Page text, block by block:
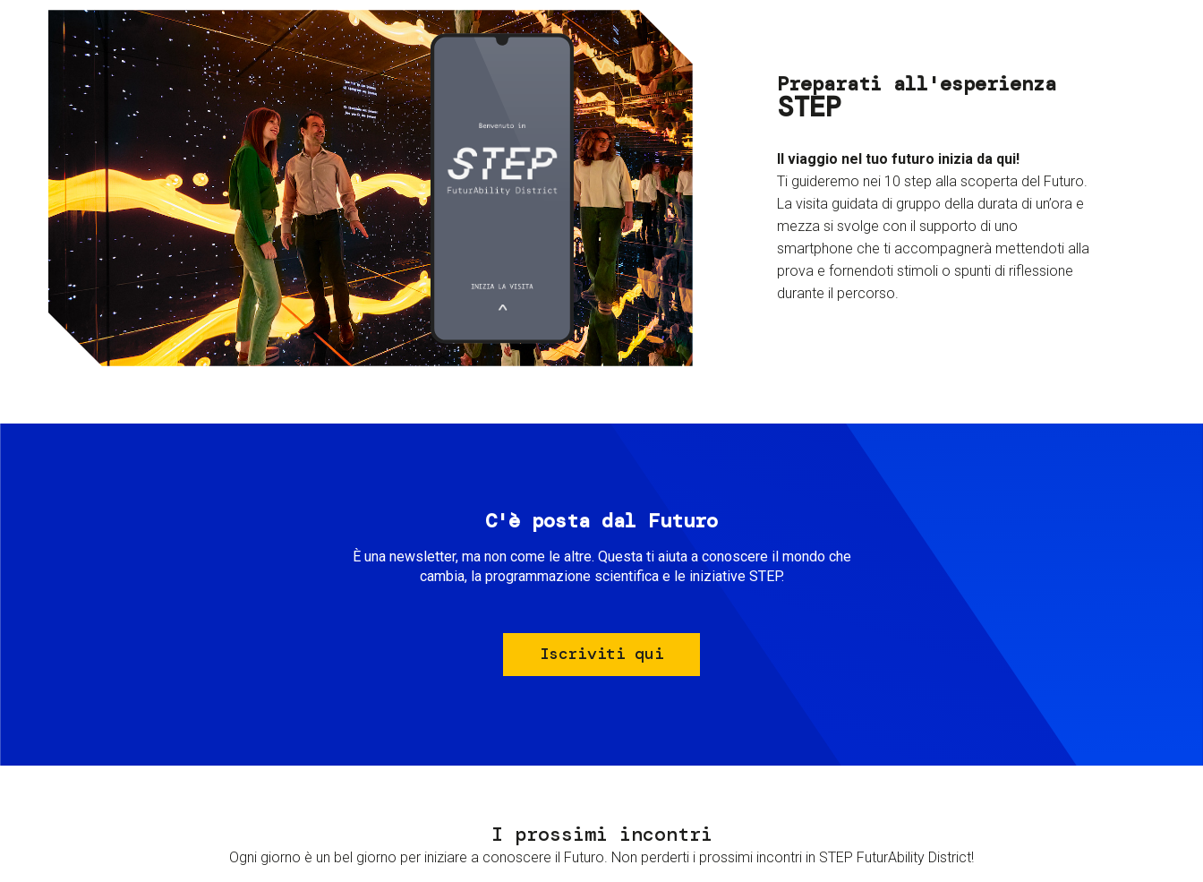
Preparati all'esperienza
STEP
Il viaggio nel tuo futuro inizia da qui!
Ti guideremo nei 10 step alla scoperta del Futuro.
La visita guidata di gruppo della durata di un’ora e
mezza si svolge con il supporto di uno
smartphone che ti accompagnerà mettendoti alla
prova e fornendoti stimoli o spunti di riflessione
durante il percorso.
C'è posta dal Futuro
È una newsletter, ma non come le altre. Questa ti aiuta a conoscere il mondo che
cambia, la programmazione scientifica e le iniziative STEP.
Iscriviti qui
I prossimi incontri
Ogni giorno è un bel giorno per iniziare a conoscere il Futuro. Non perderti i prossimi incontri in STEP FuturAbility District!